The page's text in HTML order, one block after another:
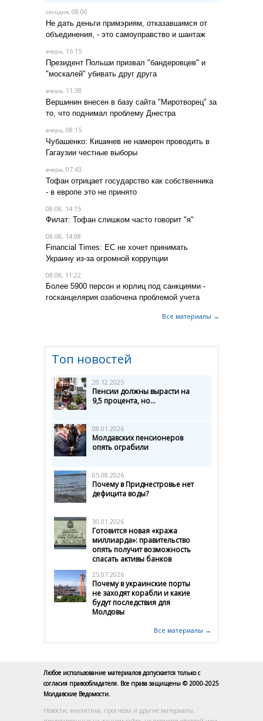
сегодня, 08:00
Не дать деньги примэриям, отказавшимся от
объединения, - это самоуправство и шантаж
вчера, 16:15
Президент Польши призвал "бандеровцев" и
"москалей" убивать друг друга
вчера, 11:38
Вершинин внесен в базу сайта "Миротворец" за
то, что поднимал проблему Днестра
вчера, 08:15
Чубашенко: Кишинев не намерен проводить в
Гагаузии честные выборы
вчера, 07:43
Тофан отрицает государство как собственника
- в европе это не принято
08.08, 14:15
Филат: Тофан слишком часто говорит "я"
08.08, 14:08
Financial Times: ЕС не хочет принимать
Украину из-за огромной коррупции
08.08, 11:22
Более 5900 персон и юрлиц под санкциями -
госканцелярия озабочена проблемой учета
Все материалы →
Топ новостей
20.12.2025
Пенсии должны вырасти на
9,5 процента, но...
08.01.2026
Молдавских пенсионеров
опять ограбили
05.08.2026
Почему в Приднестровье нет
дефицита воды?
30.01.2026
Готовится новая «кража
миллиарда»: правительство
опять получит возможность
спасать активы банков
25.07.2026
Почему в украинские порты
не заходят корабли и какие
будут последствия для
Молдовы
Все материалы →
Любое использование материалов допускается только с
согласия правообладателя. Все права защищены © 2000-2025
Молдавские Ведомости.
Новости, аналитика, прогнозы и другие материалы,